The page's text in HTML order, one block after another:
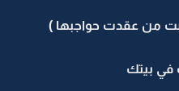
من عقدت حواجبها )
في بيتك